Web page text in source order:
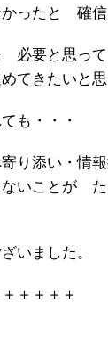
ったと 確信
要と思って
きたいと思
も・・・
り添い・情
いことが
いました。
＋＋＋＋